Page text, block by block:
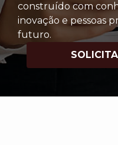
construído com
inovação e pessoas
futuro.